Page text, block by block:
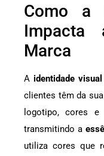
Como a
Impacta
Marca
A identidade visual
clientes têm da
logotipo, cores
transmitindo a
utiliza cores que